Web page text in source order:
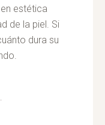
estética
de la piel. Si
dura su